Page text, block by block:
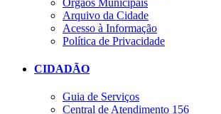
Arquivo da Cidade
Acesso à Informação
Política de Privacidade
CIDADÃO
Guia de Serviços
Central de Atendimento 156